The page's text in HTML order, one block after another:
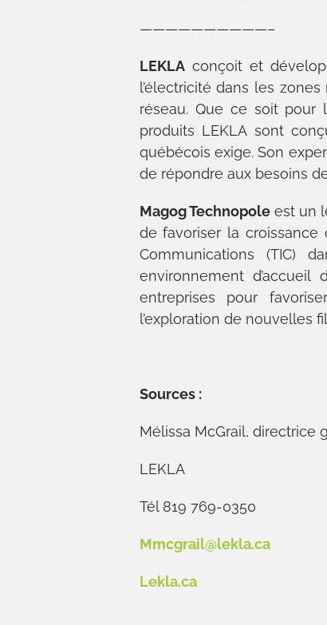
——————————–
LEKLAconçoit et
l’électricité dans les
réseau. Que ce soit pour
produits LEKLA sont
québécois exige. Son
de répondre aux besoins
Magog Technopoleest un
de favoriser la croissance
Communications (TIC)
environnement
entreprises pour
l’exploration de nouvelles
Sources :
Mélissa McGrail,
LEKLA
Tél 819 769-
Mmcgrail@lekla.ca
Lekla.ca